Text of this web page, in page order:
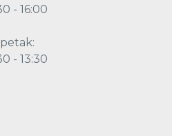
- 16:00
petak:
- 13:30